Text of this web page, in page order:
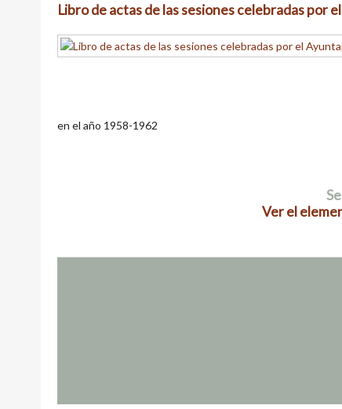
Libro de actas de las sesiones celebradas por
en el año 1958-1962
Ver el